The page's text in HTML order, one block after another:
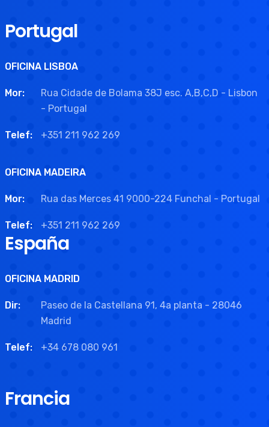
Portugal
OFICINA LISBOA
Mor:
Rua Cidade de Bolama 38J esc. A,B,C,D - Lisbon
- Portugal
Telef: +351 211 962 269
OFICINA MADEIRA
Mor: Rua das Merces 41 9000-224 Funchal - Portugal
Telef: +351 211 962 269
España
OFICINA MADRID
Dir:
Paseo de la Castellana 91, 4a planta - 28046
Madrid
Telef: +34 678 080 961
Francia